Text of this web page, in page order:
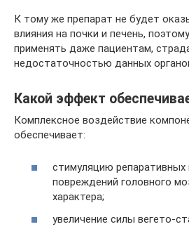
К тому же препарат не будет
влияния на почки и печень,
применять даже пациентам,
недостаточностью данных
Какой эффект
Комплексное воздействие
обеспечивает:
стимуляцию репаративных
повреждений головного
характера;
увеличение силы вегето-